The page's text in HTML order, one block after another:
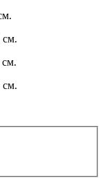
см.
см.